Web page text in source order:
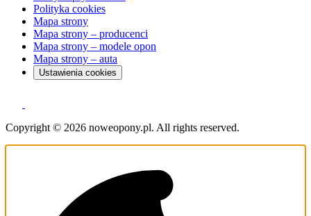
Polityka cookies
Mapa strony
Mapa strony – producenci
Mapa strony – modele opon
Mapa strony – auta
Ustawienia cookies
Copyright © 2026 noweopony.pl. All rights reserved.